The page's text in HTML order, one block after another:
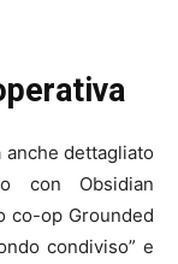
dettagliato
con Obsidian
co-op Grounded
condiviso” e